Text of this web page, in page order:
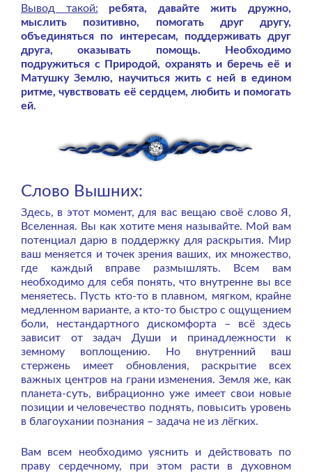
Вывод такой:
ребята, давайте жить дружно,
мыслить позитивно, помогать друг другу,
объединяться по интересам, поддерживать друг
друга, оказывать помощь. Необходимо
подружиться с Природой, охранять и беречь её и
Матушку Землю, научиться жить с ней в едином
ритме, чувствовать её сердцем, любить и помогать
ей.
Слово Вышних:
Здесь, в этот момент, для вас вещаю своё слово Я,
Вселенная. Вы как хотите меня называйте. Мой вам
потенциал дарю в поддержку для раскрытия. Мир
ваш меняется и точек зрения ваших, их множество,
где каждый вправе размышлять. Всем вам
необходимо для себя понять, что внутренне вы все
меняетесь. Пусть кто-то в плавном, мягком, крайне
медленном варианте, а кто-то быстро с ощущением
боли, нестандартного дискомфорта – всё здесь
зависит от задач Души и принадлежности к
земному воплощению. Но внутренний ваш
стержень имеет обновления, раскрытие всех
важных центров на грани изменения. Земля же, как
планета-суть, вибрационно уже имеет свои новые
позиции и человечество поднять, повысить уровень
в благоухании познания – задача не из лёгких.
Вам всем необходимо уяснить и действовать по
праву сердечному, при этом расти в духовном